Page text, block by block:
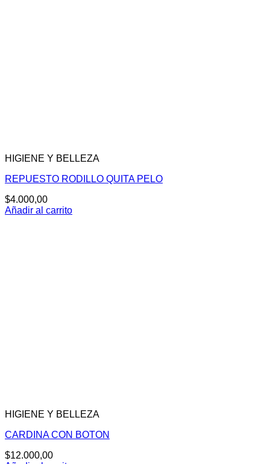
HIGIENE Y BELLEZA
REPUESTO RODILLO QUITA PELO
$4.000,00
Añadir al carrito
HIGIENE Y BELLEZA
CARDINA CON BOTON
$12.000,00